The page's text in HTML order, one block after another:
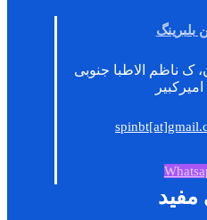
بلبرینگ
ک ناظم الاطبا جنوبی
مفید